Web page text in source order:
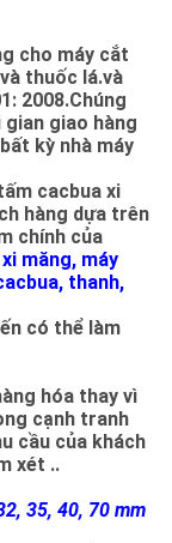
cho máy cắt
thuốc lá.và
2008.Chúng
giao hàng
kỳ nhà máy
cacbua xi
hàng dựa trên
chính của
măng, máy
thanh,
có thể làm
hóa thay vì
cạnh tranh
cầu của khách
xét ..
35, 40, 70 mm